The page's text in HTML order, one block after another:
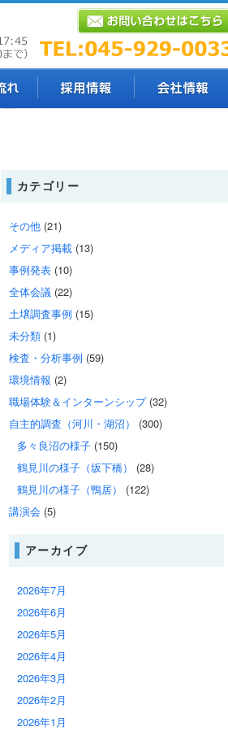
カテゴリー
その他 (21)
メディア掲載 (13)
事例発表 (10)
全体会議 (22)
土壌調査事例 (15)
未分類 (1)
検査・分析事例 (59)
環境情報 (2)
職場体験＆インターンシップ(32)
自主的調査（河川・湖沼）
(300)
多々良沼の様子 (150)
鶴見川の様子（坂下橋）
(28)
鶴見川の様子（鴨居）
(122)
講演会 (5)
アーカイブ
2026年7月
2026年6月
2026年5月
2026年4月
2026年3月
2026年2月
2026年1月